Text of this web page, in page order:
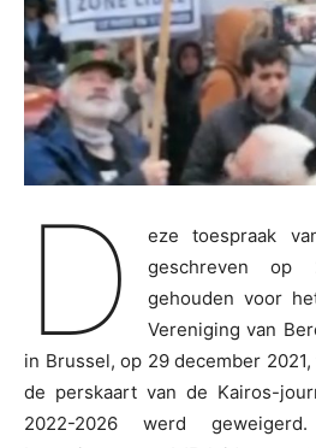
D
eze toespraak
geschreven op
gehouden voor
Vereniging van
in Brussel, op 29 december
de perskaart van de Kairos-
2022-2026 werd